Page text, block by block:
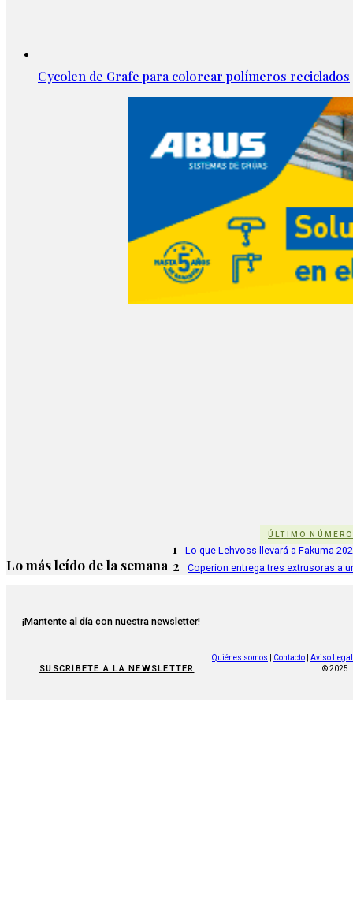
Cycolen de Grafe para colorear polímeros reciclados
ÚLTIMO NÚMERO
Lo más leído de la semana
1 Lo que Lehvoss llevará a Fakuma
2 Coperion entrega tres extrusoras a
¡Mantente al día con nuestra newsletter!
SUSCRÍBETE A LA NEWSLETTER
Quiénes somos Contacto
Aviso Legal
© 2025